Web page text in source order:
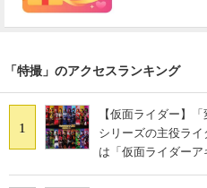
「特撮」のアクセスランキング
1
【仮面ライダー】
シリーズの主役ラ
は「仮面ライダーア